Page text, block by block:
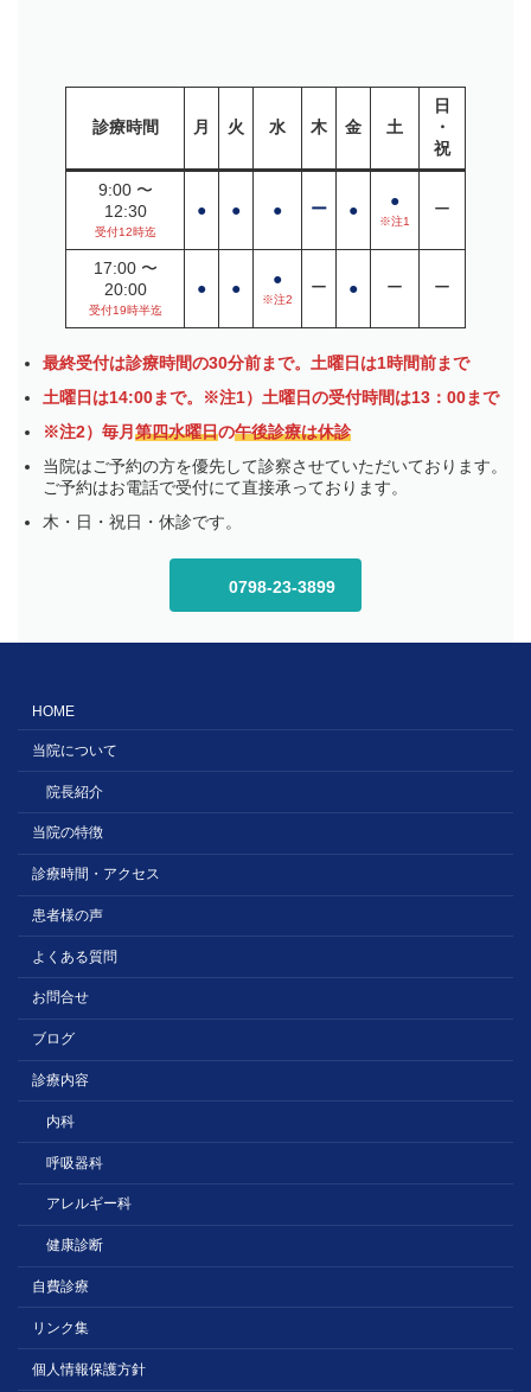
診療時間 月 火 水 木 金 土
日
・
祝
9:00 〜
12:30
受付12時迄
● ● ● ー ● ●
※注1
ー
17:00 〜
20:00
受付19時半迄
● ● ●
※注2
ー ● ー ー
最終受付は診療時間の30分前まで。土曜日は1時間前まで
土曜日は14:00まで。※注1）土曜日の受付時間は13：00まで
※注2）毎月 第四水曜日の午後診療は休診
当院はご予約の方を優先して診察させていただいております。
ご予約はお電話で受付にて直接承っております。
木・日・祝日・休診です。
0798-23-3899
HOME
当院について
院長紹介
当院の特徴
診療時間・アクセス
患者様の声
よくある質問
お問合せ
ブログ
診療内容
内科
呼吸器科
アレルギー科
健康診断
自費診療
リンク集
個人情報保護方針